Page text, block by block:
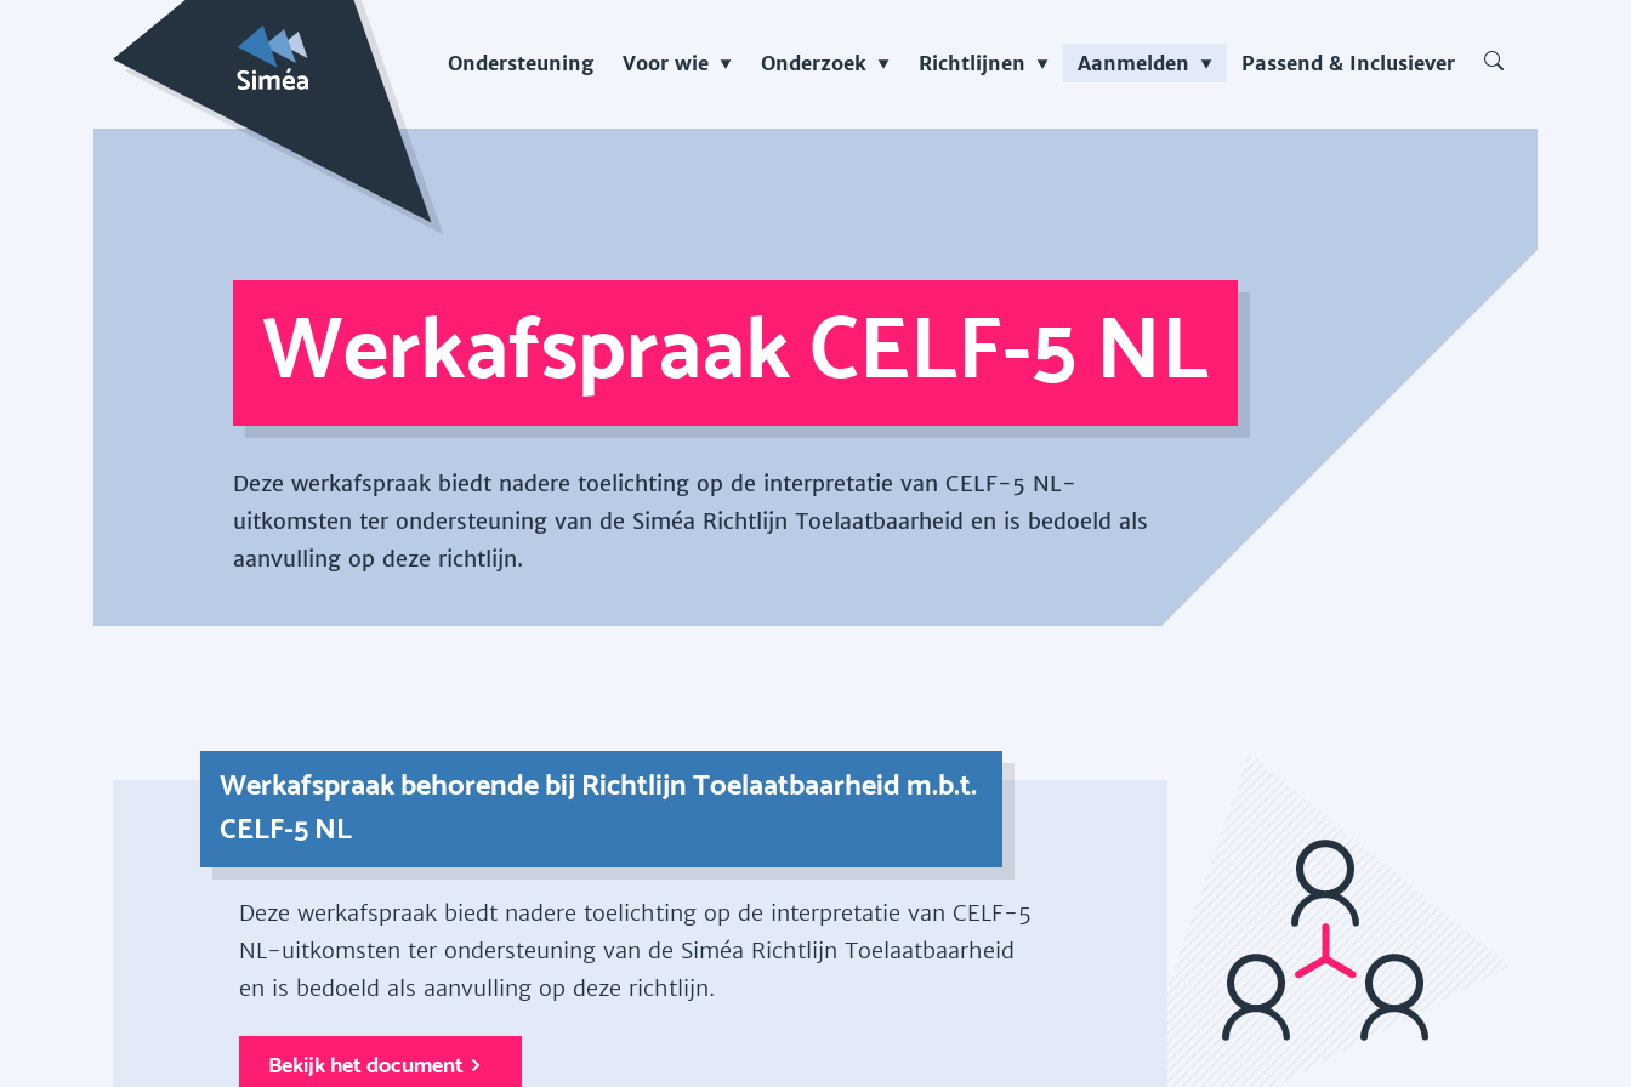
Ondersteuning Voor wie Onderzoek Richtlijnen Aanmelden Passend & Inclusiever
Werkafspraak CELF-5 NL
Deze werkafspraak biedt nadere toelichting op de interpretatie van CELF-5 NL-
uitkomsten ter ondersteuning van de Siméa Richtlijn Toelaatbaarheid en is bedoeld als
aanvulling op deze richtlijn.
Werkafspraak behorende bij Richtlijn Toelaatbaarheid m.b.t.
CELF-5 NL
Deze werkafspraak biedt nadere toelichting op de interpretatie van CELF-5
NL-uitkomsten ter ondersteuning van de Siméa Richtlijn Toelaatbaarheid
en is bedoeld als aanvulling op deze richtlijn.
Bekijk het document